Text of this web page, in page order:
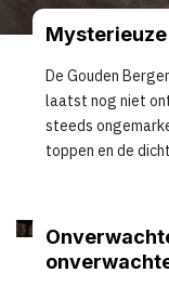
De Gouden
laatst nog niet
steeds
toppen en de
Hoogrijzende